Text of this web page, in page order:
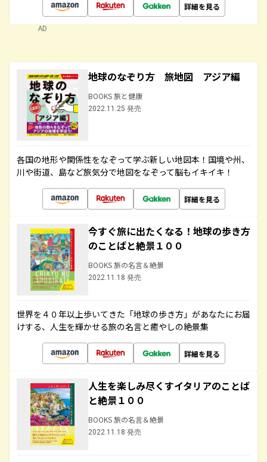
詳細を見る
AD
地球のなぞり方 旅地図 アジア編
BOOKS 旅と健康
2022.11.25 発売
各国の地形や関係性をなぞって学ぶ新しい地図本！国境や州、
川や街道、島など旅気分で地図をなぞって脳もイキイキ！
詳細を見る
今すぐ旅に出たくなる！地球の歩き方
のことばと絶景１００
BOOKS 旅の名言＆絶景
2022.11.18 発売
世界を４０年以上歩いてきた「地球の歩き方」があなたにお届
けする、人生を輝かせる旅の名言と癒やしの絶景集
詳細を見る
人生を楽しみ尽くすイタリアのことば
と絶景１００
BOOKS 旅の名言＆絶景
2022.11.18 発売